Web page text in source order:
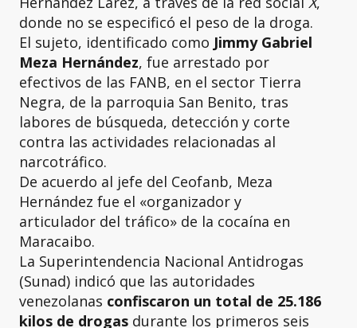
donde no se especificó el peso de la droga.
El sujeto, identificado como Jimmy Gabriel
Meza Hernández, fue arrestado por
efectivos de las FANB, en el sector Tierra
Negra, de la parroquia San Benito, tras
labores de búsqueda, detección y corte
contra las actividades relacionadas al
narcotráfico.
De acuerdo al jefe del Ceofanb, Meza
Hernández fue el «organizador y
articulador del tráfico» de la cocaína en
Maracaibo.
La Superintendencia Nacional Antidrogas
(Sunad) indicó que las autoridades
venezolanas confiscaron un total de 25.186
kilos de drogas durante los primeros seis